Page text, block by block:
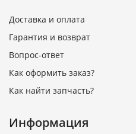
Доставка и оплата
Гарантия и возврат
Вопрос-ответ
Как оформить заказ?
Как найти запчасть?
Информация